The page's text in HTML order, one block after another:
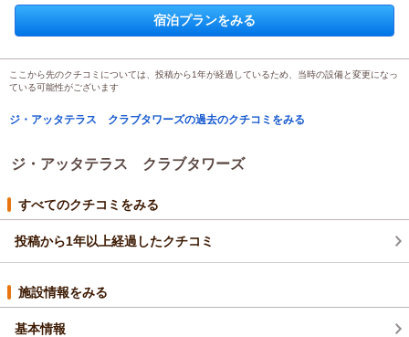
投稿者： だいちゃんさん(男性/40代)
【じゃらん限定／ゴルフ泊数回付】◆レイトアウト14時◆至福
のゴルフステイ＜朝食付・クラブサービス＞
宿泊価格帯： 30,001円以上(大人一人あたり/税込)
宿泊プランをみる
ここから先のクチコミについては、投稿から1年が経過しているため、当時の設備と変更になっ
ている可能性がございます
ジ・アッタテラス クラブタワーズの過去のクチコミをみる
ジ・アッタテラス クラブタワーズ
すべてのクチコミをみる
投稿から1年以上経過したクチコミ
施設情報をみる
基本情報